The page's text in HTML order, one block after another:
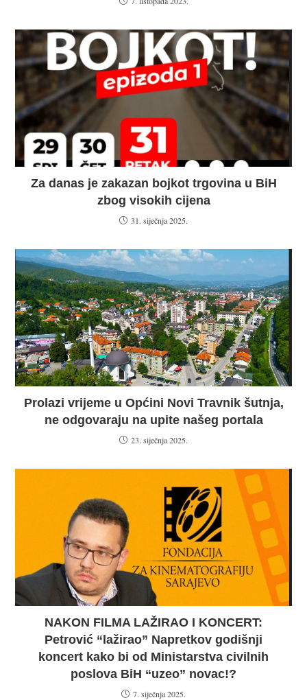
Za danas je zakazan bojkot trgovina u BiH
zbog visokih cijena
31. siječnja 2025.
Prolazi vrijeme u Općini Novi Travnik šutnja,
ne odgovaraju na upite našeg portala
23. siječnja 2025.
NAKON FILMA LAŽIRAO I KONCERT:
Petrović “lažirao” Napretkov godišnji
koncert kako bi od Ministarstva civilnih
poslova BiH “uzeo” novac!?
7. siječnja 2025.